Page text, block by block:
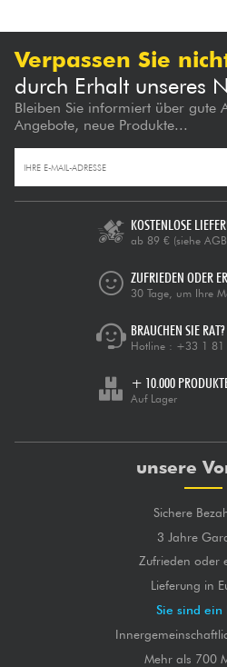
Verpassen Sie
durch Erhalt unseres
Bleiben Sie informiert über gute
Angebote, neue Produkte...
KOSTENLOSE
ab 89 € (siehe
ZUFRIEDEN ODER
30 Tage, um Ihre
BRAUCHEN SIE RAT?
Hotline : +33 1 81
+ 10.000
Auf Lager
unsere
Sichere
3 Jahre
Zufrieden oder
Lieferung in
Sie sind ein
Mehr als 700